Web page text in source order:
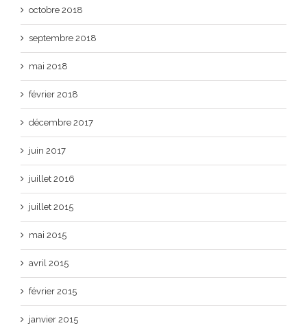
octobre 2018
septembre 2018
mai 2018
février 2018
décembre 2017
juin 2017
juillet 2016
juillet 2015
mai 2015
avril 2015
février 2015
janvier 2015